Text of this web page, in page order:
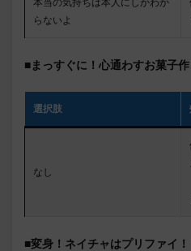
らないよ
■まっすぐに！心通わすお菓子
選択肢
なし
■変身！ネイチャはプリファイ